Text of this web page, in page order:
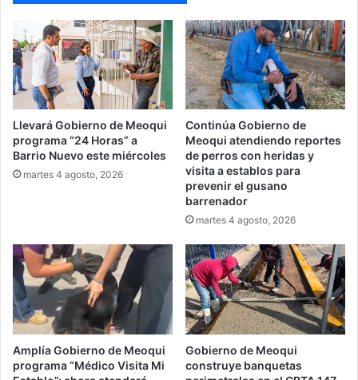
Llevará Gobierno de Meoqui
programa “24 Horas” a
Barrio Nuevo este miércoles
martes 4 agosto, 2026
Continúa Gobierno de
Meoqui atendiendo reportes
de perros con heridas y
visita a establos para
prevenir el gusano
barrenador
martes 4 agosto, 2026
Amplía Gobierno de Meoqui
programa “Médico Visita Mi
Gobierno de Meoqui
construye banquetas